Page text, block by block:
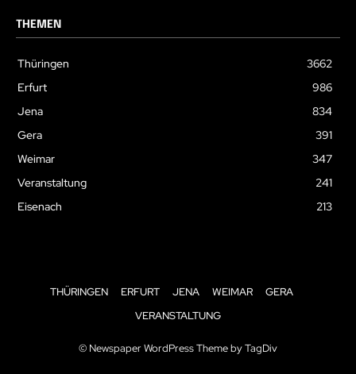
THEMEN
Thüringen
3662
Erfurt
986
Jena
834
Gera
391
Weimar
347
Veranstaltung
241
Eisenach
213
THÜRINGEN ERFURT JENA WEIMAR
GERA
VERANSTALTUNG
© Newspaper WordPress Theme by TagDiv